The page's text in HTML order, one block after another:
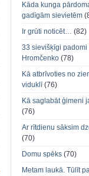
Kāda kunga
gadīgām sievietēm
Ir grūti noticēt… (82)
33 sievišķīgi
Hromčenko (78)
Kā atbrīvoties no
viduklī(76)
Kā saglabāt ģimeni
(76)
Ar rītdienu sāksim
(70)
Domu spēks (70)
Metam laukā. Tūlīt